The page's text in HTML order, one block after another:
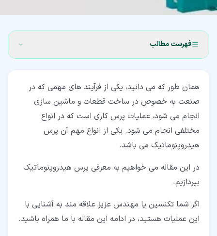
فهرست مطالب
۳‏- نحوه عملکرد این پرس ها
۴‏- مزایای پرس هیدروپنوماتیک
همان طور که می دانید، یکی از فرآیند های مهمی که در
صنعت به خصوص در ساخت قطعات و ماشین سازی
انجام می شود، عملیات پرس کاری است که در انواع
مختلفی انجام می شود. یکی از انواع مهم آن پرس
هیدروپنوماتیک می باشد.
در این مقاله می خواهیم به معرفی پرس هیدروپنوماتیک
بپردازیم.
اگر شما تکنسین یا مهندس عزیز علاقه مند به آشنایی با
این عملیات هستید، در ادامه این مقاله با ما همراه باشید.